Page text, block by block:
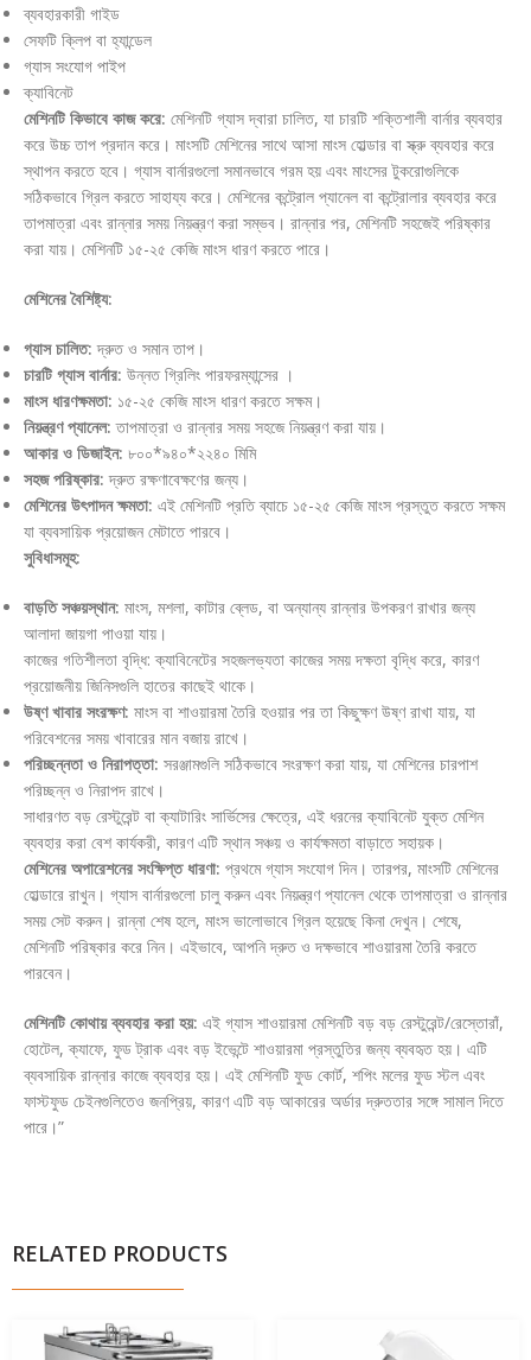
ব্যবহারকারী গাইড
সেফটি ক্লিপ বা হ্যান্ডেল
গ্যাস সংযোগ পাইপ
ক্যাবিনেট
মেশিনটি কিভাবে কাজ করে: মেশিনটি গ্যাস দ্বারা চালিত, যা চারটি শক্তিশালী বার্নার ব্যবহার
করে উচ্চ তাপ প্রদান করে। মাংসটি মেশিনের সাথে আসা মাংস হোল্ডার বা স্ক্রু ব্যবহার করে
স্থাপন করতে হবে। গ্যাস বার্নারগুলো সমানভাবে গরম হয় এবং মাংসের টুকরোগুলিকে
সঠিকভাবে গ্রিল করতে সাহায্য করে। মেশিনের কন্ট্রোল প্যানেল বা কন্ট্রোলার ব্যবহার করে
তাপমাত্রা এবং রান্নার সময় নিয়ন্ত্রণ করা সম্ভব। রান্নার পর, মেশিনটি সহজেই পরিষ্কার
করা যায়। মেশিনটি ১৫-২৫ কেজি মাংস ধারণ করতে পারে।
মেশিনের বৈশিষ্ট্য:
গ্যাস চালিত: দ্রুত ও সমান তাপ।
চারটি গ্যাস বার্নার: উন্নত গ্রিলিং পারফরম্যান্সের ।
মাংস ধারণক্ষমতা: ১৫-২৫ কেজি মাংস ধারণ করতে সক্ষম।
নিয়ন্ত্রণ প্যানেল: তাপমাত্রা ও রান্নার সময় সহজে নিয়ন্ত্রণ করা যায়।
আকার ও ডিজাইন: ৮০০*৯৪০*২২৪০ মিমি
সহজ পরিষ্কার: দ্রুত রক্ষণাবেক্ষণের জন্য।
মেশিনের উৎপাদন ক্ষমতা: এই মেশিনটি প্রতি ব্যাচে ১৫-২৫ কেজি মাংস প্রস্তুত করতে সক্ষম
যা ব্যবসায়িক প্রয়োজন মেটাতে পারবে।
সুবিধাসমূহ:
বাড়তি সঞ্চয়স্থান: মাংস, মশলা, কাটার ব্লেড, বা অন্যান্য রান্নার উপকরণ রাখার জন্য
আলাদা জায়গা পাওয়া যায়।
কাজের গতিশীলতা বৃদ্ধি: ক্যাবিনেটের সহজলভ্যতা কাজের সময় দক্ষতা বৃদ্ধি করে, কারণ
প্রয়োজনীয় জিনিসগুলি হাতের কাছেই থাকে।
উষ্ণ খাবার সংরক্ষণ: মাংস বা শাওয়ারমা তৈরি হওয়ার পর তা কিছুক্ষণ উষ্ণ রাখা যায়, যা
পরিবেশনের সময় খাবারের মান বজায় রাখে।
পরিচ্ছন্নতা ও নিরাপত্তা: সরঞ্জামগুলি সঠিকভাবে সংরক্ষণ করা যায়, যা মেশিনের চারপাশ
পরিচ্ছন্ন ও নিরাপদ রাখে।
সাধারণত বড় রেস্টুরেন্ট বা ক্যাটারিং সার্ভিসের ক্ষেত্রে, এই ধরনের ক্যাবিনেট যুক্ত মেশিন
ব্যবহার করা বেশ কার্যকরী, কারণ এটি স্থান সঞ্চয় ও কার্যক্ষমতা বাড়াতে সহায়ক।
মেশিনের অপারেশনের সংক্ষিপ্ত ধারণা: প্রথমে গ্যাস সংযোগ দিন। তারপর, মাংসটি মেশিনের
হোল্ডারে রাখুন। গ্যাস বার্নারগুলো চালু করুন এবং নিয়ন্ত্রণ প্যানেল থেকে তাপমাত্রা ও রান্নার
সময় সেট করুন। রান্না শেষ হলে, মাংস ভালোভাবে গ্রিল হয়েছে কিনা দেখুন। শেষে,
মেশিনটি পরিষ্কার করে নিন। এইভাবে, আপনি দ্রুত ও দক্ষভাবে শাওয়ারমা তৈরি করতে
পারবেন।
মেশিনটি কোথায় ব্যবহার করা হয়: এই গ্যাস শাওয়ারমা মেশিনটি বড় বড় রেস্টুরেন্ট/রেস্তোরাঁ,
হোটেল, ক্যাফে, ফুড ট্রাক এবং বড় ইভেন্টে শাওয়ারমা প্রস্তুতির জন্য ব্যবহৃত হয়। এটি
ব্যবসায়িক রান্নার কাজে ব্যবহার হয়। এই মেশিনটি ফুড কোর্ট, শপিং মলের ফুড স্টল এবং
ফাস্টফুড চেইনগুলিতেও জনপ্রিয়, কারণ এটি বড় আকারের অর্ডার দ্রুততার সঙ্গে সামাল দিতে
পারে।”
RELATED PRODUCTS